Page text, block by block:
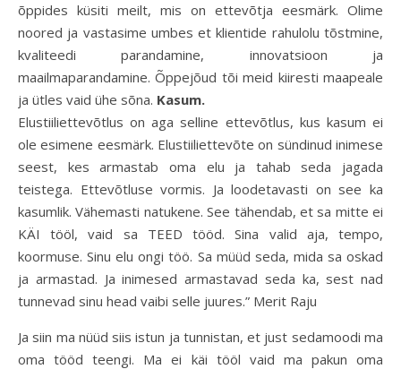
õppides küsiti meilt, mis on ettevõtja eesmärk. Olime
noored ja vastasime umbes et klientide rahulolu tõstmine,
kvaliteedi parandamine, innovatsioon ja
maailmaparandamine. Õppejõud tõi meid kiiresti maapeale
ja ütles vaid ühe sõna. Kasum.
Elustiiliettevõtlus on aga selline ettevõtlus, kus kasum ei
ole esimene eesmärk. Elustiiliettevõte on sündinud inimese
seest, kes armastab oma elu ja tahab seda jagada
teistega. Ettevõtluse vormis. Ja loodetavasti on see ka
kasumlik. Vähemasti natukene. See tähendab, et sa mitte ei
KÄI tööl, vaid sa TEED tööd. Sina valid aja, tempo,
koormuse. Sinu elu ongi töö. Sa müüd seda, mida sa oskad
ja armastad. Ja inimesed armastavad seda ka, sest nad
tunnevad sinu head vaibi selle juures.” Merit Raju
Ja siin ma nüüd siis istun ja tunnistan, et just sedamoodi ma
oma tööd teengi. Ma ei käi tööl vaid ma pakun oma